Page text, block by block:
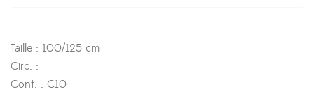
Taille : 100/125 cm
Circ. : –
Cont. : C10